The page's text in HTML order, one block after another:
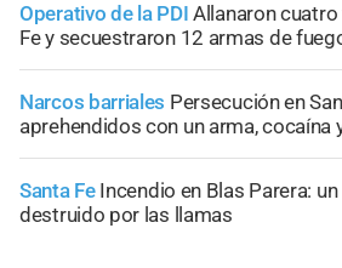
Operativo de la PDI Allanaron cuatro
Fe y secuestraron 12 armas de
Narcos barriales Persecución en
aprehendidos con un arma, cocaína
Santa Fe Incendio en Blas Parera:
destruido por las llamas